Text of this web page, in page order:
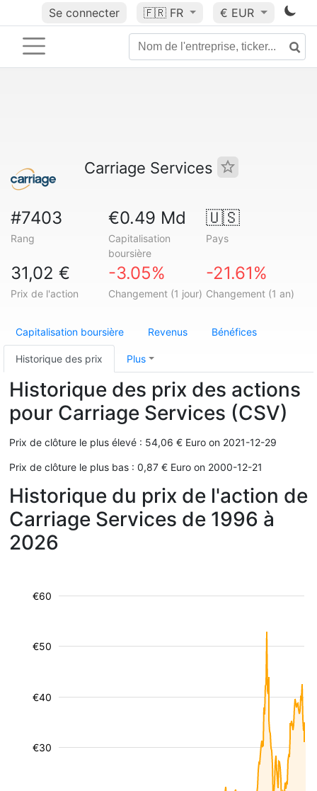
Se connecter 🇫🇷 FR € EUR
Carriage Services
#7403
Rang
€0.49 Md
Capitalisation
boursière
🇺🇸
Pays
31,02 €
Prix de l'action
-3.05%
Changement (1 jour)
-21.61%
Changement (1 an)
Capitalisation boursière Revenus Bénéfices
Historique des prix Plus
Historique des prix des actions
pour Carriage Services (CSV)
Prix de clôture le plus élevé : 54,06 € Euro on 2021-12-29
Prix de clôture le plus bas : 0,87 € Euro on 2000-12-21
Historique du prix de l'action de
Carriage Services de 1996 à
2026
€30
€40
€50
€60